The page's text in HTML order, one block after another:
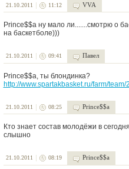
21.10.2011 11:12 VVA
Prince$$a ну мало ли.......смотрю о
на баскетболе)))
21.10.2011 09:41 Павел
Prince$$a, ты блондинка?
http://www.spartakbasket.ru/farm/team/
21.10.2011 08:25 Prince$$a
Кто знает состав молодёжи в
слышно
21.10.2011 08:19 Prince$$a